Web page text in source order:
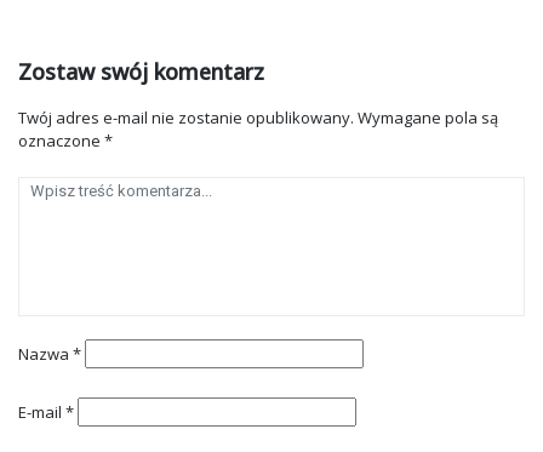
Zostaw swój komentarz
Twój adres e-mail nie zostanie opublikowany. Wymagane pola są
oznaczone *
Nazwa *
E-mail *